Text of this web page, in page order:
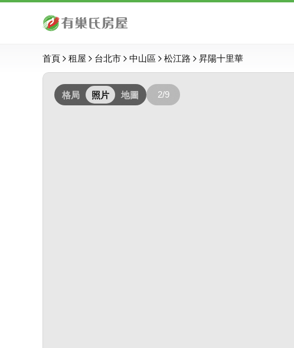
首頁 租屋 台北市 中山區 松江路 昇陽十里華
格局 照片 地圖 2/9